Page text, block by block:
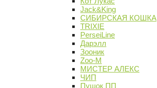
Jack&King
СИБИРСКАЯ КОШКА
TRIXIE
PerseiLine
Дарэлл
Зооник
Zoo-M
МИСТЕР АЛЕКС
ЧИП
Пушок ПП